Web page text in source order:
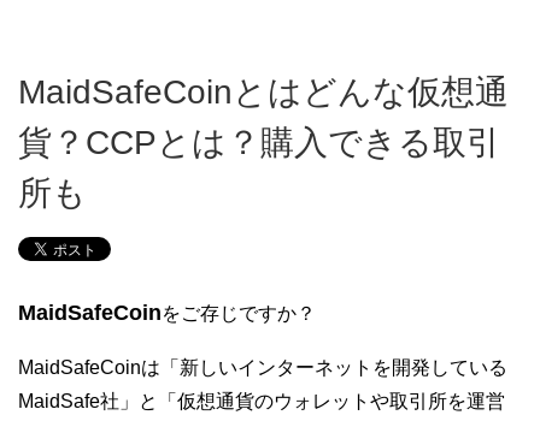
MaidSafeCoinとはどんな仮想通
貨？CCPとは？購入できる取引
所も
MaidSafeCoinをご存じですか？
MaidSafeCoinは「新しいインターネットを開発している
MaidSafe社」と「仮想通貨のウォレットや取引所を運営